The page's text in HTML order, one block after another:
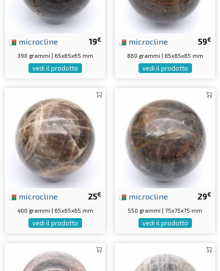
19€
microcline
390 grammi | 65x65x65 mm
vedi il prodotto
59€
microcline
860 grammi | 85x85x85 mm
vedi il prodotto
25€
microcline
400 grammi | 65x65x65 mm
vedi il prodotto
29€
microcline
550 grammi | 75x75x75 mm
vedi il prodotto